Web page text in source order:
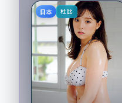
日本 杜比